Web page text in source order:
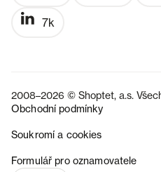
7k
2008–2026 © Shoptet, a.s.
Obchodní podmínky
Soukromí a cookies
Formulář pro oznamovatele